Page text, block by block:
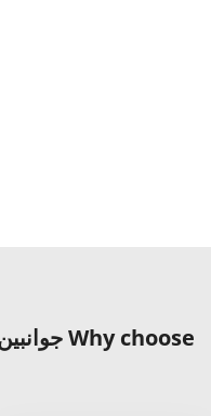
Why choose جوانبين حزام مروحة للسيارة?